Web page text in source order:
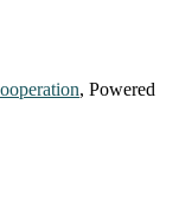
, Powered